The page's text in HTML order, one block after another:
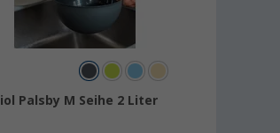
Palsby M Seihe 2 Liter